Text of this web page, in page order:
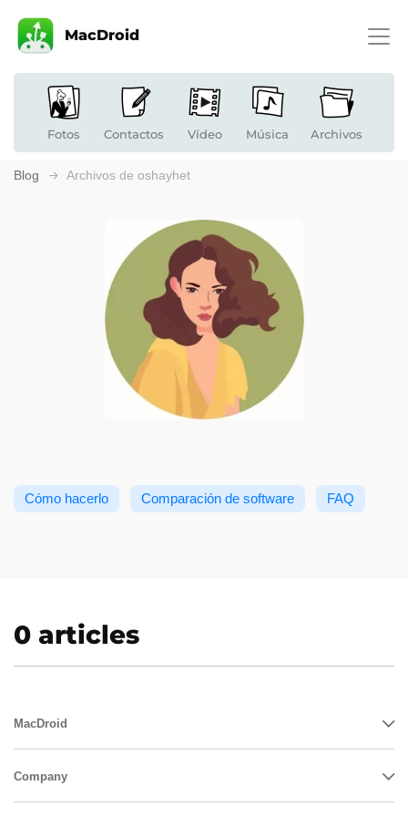
MacDroid
Fotos Contactos Vídeo Música Archivos
Blog Archivos de oshayhet
Cómo hacerlo Comparación de software FAQ
0 articles
MacDroid
Company